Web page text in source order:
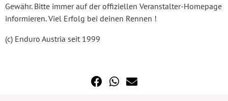
Gewähr. Bitte immer auf der offiziellen Veranstalter-Homepage
informieren. Viel Erfolg bei deinen Rennen !
(c) Enduro Austria seit 1999